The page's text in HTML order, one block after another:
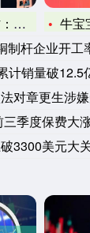
维
牛宝宝 对比
制杆企业开工
计销量破
章更生涉嫌受贿
季度保费大
美元大关